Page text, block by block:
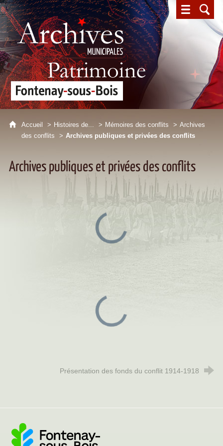
Archives municipales - Patrimoine - Fontenay-sous-Bois
Accueil Histoires de... Mémoires des conflits
Archives
des conflits
Archives publiques et privées des conflits
Archives publiques et privées des conflits
Présentation des fonds du conflit 1914-1918
Ville de Fontenay-sous-Bois